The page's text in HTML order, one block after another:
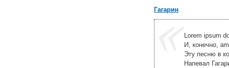
Гагарин
Lorem ipsum
И, конечно,
Эту песню в
Напевал